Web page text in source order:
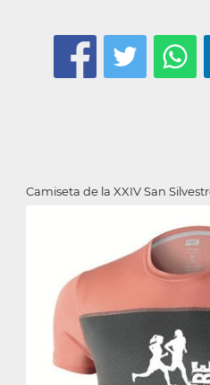
Camiseta de la XXIV San